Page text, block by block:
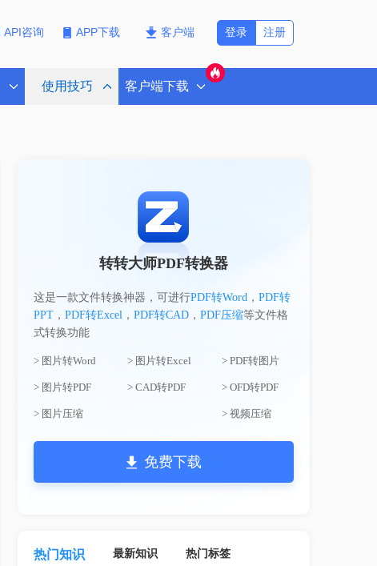
API咨询 APP下载 客户端 注册
登录
使用技巧 客户端下载
转转大师PDF转换器
这是一款文件转换神器，可进行PDF转Word， PDF转
PPT， PDF转Excel， PDF转CAD， PDF压缩等文件格
式转换功能
> 图片转Word > 图片转Excel > PDF转图片
> 图片转PDF > CAD转PDF > OFD转PDF
> 图片压缩 > 视频压缩
免费下载
热门知识 最新知识 热门标签